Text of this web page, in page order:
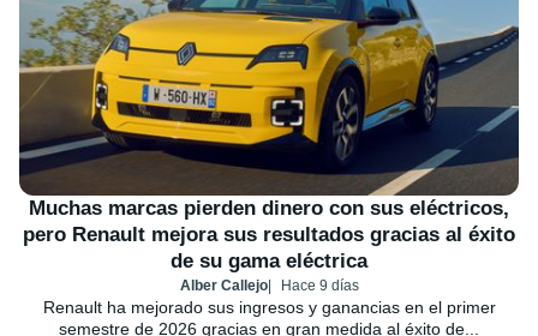
Muchas marcas pierden dinero con sus eléctricos,
pero Renault mejora sus resultados gracias al éxito
de su gama eléctrica
Alber Callejo Hace 9 días
Renault ha mejorado sus ingresos y ganancias en el primer
semestre de 2026 gracias en gran medida al éxito de...